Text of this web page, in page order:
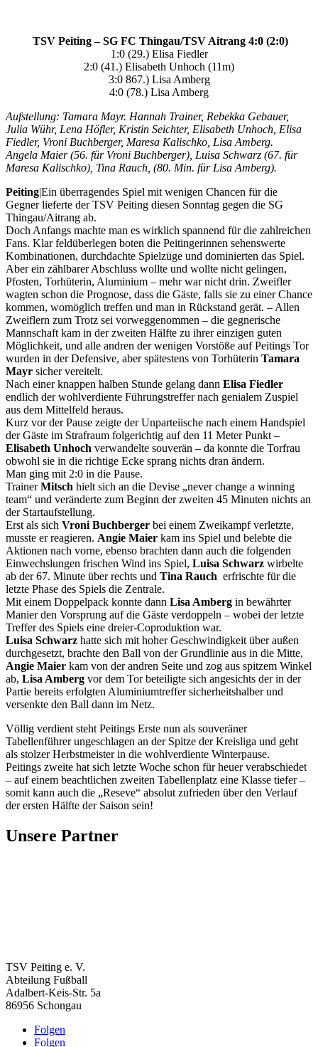
TSV Peiting – SG FC Thingau/TSV Aitrang 4:0 (2:0)
1:0 (29.) Elisa Fiedler
2:0 (41.) Elisabeth Unhoch (11m)
3:0 867.) Lisa Amberg
4:0 (78.) Lisa Amberg
Aufstellung: Tamara Mayr. Hannah Trainer, Rebekka Gebauer,
Julia Wühr, Lena Höfler, Kristin Seichter, Elisabeth Unhoch, Elisa
Fiedler, Vroni Buchberger, Maresa Kalischko, Lisa Amberg.
Angela Maier (56. für Vroni Buchberger), Luisa Schwarz (67. für
Maresa Kalischko), Tina Rauch, (80. Min. für Lisa Amberg).
Peiting|Ein überragendes Spiel mit wenigen Chancen für die
Gegner lieferte der TSV Peiting diesen Sonntag gegen die SG
Thingau/Aitrang ab.
Doch Anfangs machte man es wirklich spannend für die zahlreichen
Fans. Klar feldüberlegen boten die Peitingerinnen sehenswerte
Kombinationen, durchdachte Spielzüge und dominierten das Spiel.
Aber ein zählbarer Abschluss wollte und wollte nicht gelingen,
Pfosten, Torhüterin, Aluminium – mehr war nicht drin. Zweifler
wagten schon die Prognose, dass die Gäste, falls sie zu einer Chance
kommen, womöglich treffen und man in Rückstand gerät. – Allen
Zweiflern zum Trotz sei vorweggenommen – die gegnerische
Mannschaft kam in der zweiten Hälfte zu ihrer einzigen guten
Möglichkeit, und alle andren der wenigen Vorstöße auf Peitings Tor
wurden in der Defensive, aber spätestens von Torhüterin Tamara
Mayr sicher vereitelt.
Nach einer knappen halben Stunde gelang dann Elisa Fiedler
endlich der wohlverdiente Führungstreffer nach genialem Zuspiel
aus dem Mittelfeld heraus.
Kurz vor der Pause zeigte der Unparteiische nach einem Handspiel
der Gäste im Strafraum folgerichtig auf den 11 Meter Punkt –
Elisabeth Unhoch verwandelte souverän – da konnte die Torfrau
obwohl sie in die richtige Ecke sprang nichts dran ändern.
Man ging mit 2:0 in die Pause.
TrainerMitsch hielt sich an die Devise „never change a winning
team“ und veränderte zum Beginn der zweiten 45 Minuten nichts an
der Startaufstellung.
Erst als sich Vroni Buchberger bei einem Zweikampf verletzte,
musste er reagieren. Angie Maier kam ins Spiel und belebte die
Aktionen nach vorne, ebenso brachten dann auch die folgenden
Einwechslungen frischen Wind ins Spiel, Luisa Schwarz wirbelte
ab der 67. Minute über rechts und Tina Rauch erfrischte für die
letzte Phase des Spiels die Zentrale.
Mit einem Doppelpack konnte dann Lisa Amberg in bewährter
Manier den Vorsprung auf die Gäste verdoppeln – wobei der letzte
Treffer des Spiels eine dreier-Coproduktion war.
Luisa Schwarz hatte sich mit hoher Geschwindigkeit über außen
durchgesetzt, brachte den Ball von der Grundlinie aus in die Mitte,
Angie Maier kam von der andren Seite und zog aus spitzem Winkel
ab, Lisa Amberg vor dem Tor beteiligte sich angesichts der in der
Partie bereits erfolgten Aluminiumtreffer sicherheitshalber und
versenkte den Ball dann im Netz.
Völlig verdient steht Peitings Erste nun als souveräner
Tabellenführer ungeschlagen an der Spitze der Kreisliga und geht
als stolzer Herbstmeister in die wohlverdiente Winterpause.
Peitings zweite hat sich letzte Woche schon für heuer verabschiedet
– auf einem beachtlichen zweiten Tabellenplatz eine Klasse tiefer –
somit kann auch die „Reseve“ absolut zufrieden über den Verlauf
der ersten Hälfte der Saison sein!
Unsere Partner
TSV Peiting e. V.
Abteilung Fußball
Adalbert-Keis-Str. 5a
86956 Schongau
Folgen
Folgen